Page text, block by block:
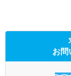
お問